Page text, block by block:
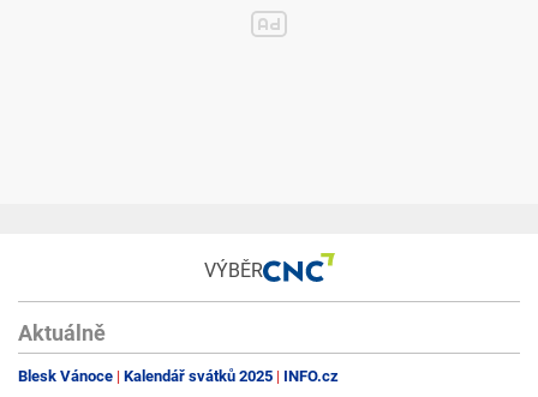
VÝBĚR
Aktuálně
Blesk Vánoce Kalendář svátků 2025 INFO.cz